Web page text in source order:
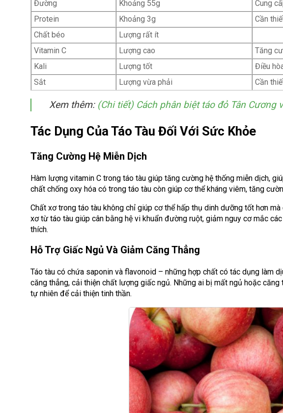
Đường
Khoảng 55g
Cung
Protein
Khoảng 3g
Cần
Chất béo
Lượng rất ít
Vitamin C
Lượng cao
Tăng
Kali
Lượng tốt
Điều
Sắt
Lượng vừa phải Cần
Xem thêm: (Chi tiết) Cách phân biệt táo đỏ Tân Cương
Tác Dụng Của Táo Tàu Đối Với Sức Khỏe
Tăng Cường Hệ Miễn Dịch
Hàm lượng vitamin C trong táo tàu giúp tăng cường hệ thống miễn dịch,
chất chống oxy hóa có trong táo tàu còn giúp cơ thể kháng viêm, tăng
Chất xơ trong táo tàu không chỉ giúp cơ thể hấp thụ dinh dưỡng tốt hơn
xơ từ táo tàu giúp cân bằng hệ vi khuẩn đường ruột, giảm nguy cơ mắc
thích.
Hỗ Trợ Giấc Ngủ Và Giảm Căng Thẳng
Táo tàu có chứa saponin và flavonoid – những hợp chất có tác dụng làm
căng thẳng, cải thiện chất lượng giấc ngủ. Những ai bị mất ngủ hoặc
tự nhiên để cải thiện tinh thần.